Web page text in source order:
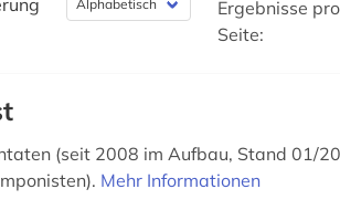
Ergebnisse pro
Seite:
(seit 2008 im Aufbau, Stand 01/
Mehr Informationen